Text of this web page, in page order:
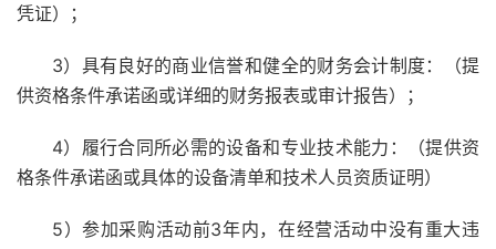
凭证）；
3）具有良好的商业信誉和健全的财务会计制度：（提
供资格条件承诺函或详细的财务报表或审计报告）；
4）履行合同所必需的设备和专业技术能力：（提供资
格条件承诺函或具体的设备清单和技术人员资质证明）
5）参加采购活动前3年内，在经营活动中没有重大违